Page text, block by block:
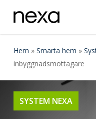
Hem » Smarta hem »
inbyggnadsmottagare
SYSTEM NEXA